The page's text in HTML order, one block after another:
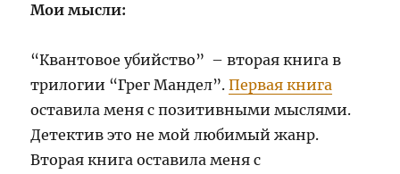
Мои мысли:
“Квантовое убийство” – вторая книга в
трилогии “Грег Мандел”.Первая книга
оставила меня с позитивными мыслями.
Детектив это не мой любимый жанр.
Вторая книга оставила меня с